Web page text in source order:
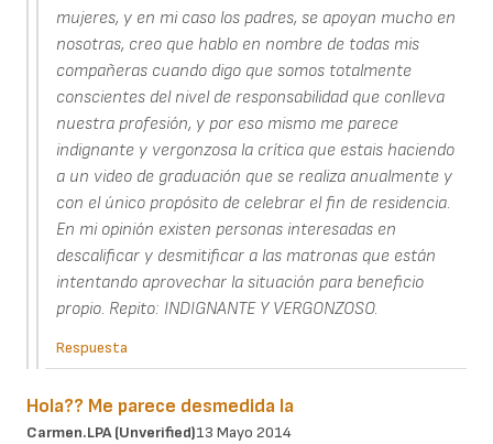
mujeres, y en mi caso los padres, se apoyan mucho en
nosotras, creo que hablo en nombre de todas mis
compañeras cuando digo que somos totalmente
conscientes del nivel de responsabilidad que conlleva
nuestra profesión, y por eso mismo me parece
indignante y vergonzosa la crítica que estais haciendo
a un video de graduación que se realiza anualmente y
con el único propósito de celebrar el fin de residencia.
En mi opinión existen personas interesadas en
descalificar y desmitificar a las matronas que están
intentando aprovechar la situación para beneficio
propio. Repito: INDIGNANTE Y VERGONZOSO.
Respuesta
Hola?? Me parece desmedida la
Carmen.LPA (unverified)13 Mayo 2014